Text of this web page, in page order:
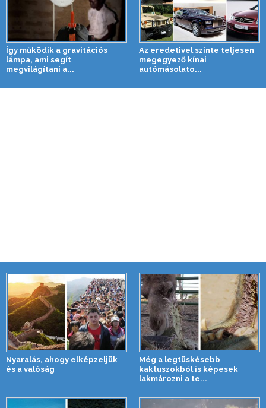
Így működik a gravitációs
lámpa, ami segít
megvilágítani a...
Az eredetivel szinte teljesen
megegyező kínai
autómásolato...
Nyaralás, ahogy elképzeljük
és a valóság
Még a legtüskésebb
kaktuszokból is képesek
lakmározni a te...